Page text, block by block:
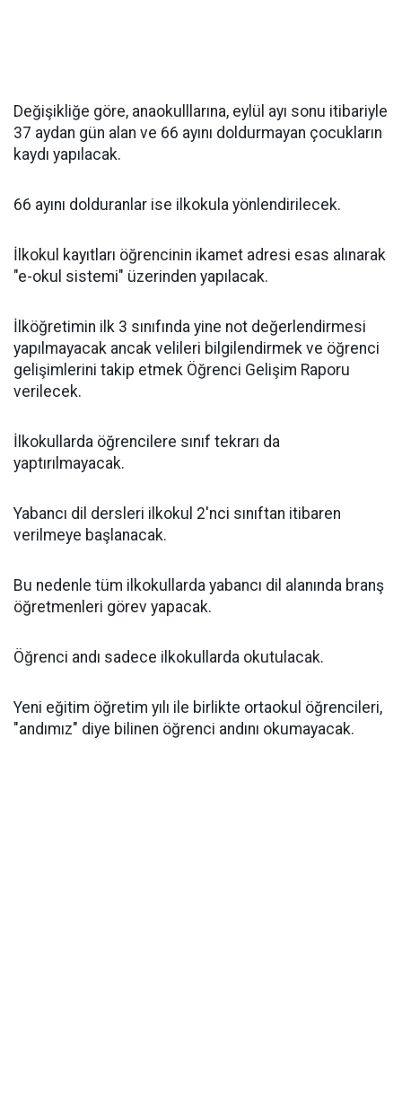
Değişikliğe göre, anaokulllarına, eylül ayı sonu itibariyle
37 aydan gün alan ve 66 ayını doldurmayan çocukların
kaydı yapılacak.
66 ayını dolduranlar ise ilkokula yönlendirilecek.
İlkokul kayıtları öğrencinin ikamet adresi esas alınarak
"e-okul sistemi" üzerinden yapılacak.
İlköğretimin ilk 3 sınıfında yine not değerlendirmesi
yapılmayacak ancak velileri bilgilendirmek ve öğrenci
gelişimlerini takip etmek Öğrenci Gelişim Raporu
verilecek.
İlkokullarda öğrencilere sınıf tekrarı da
yaptırılmayacak.
Yabancı dil dersleri ilkokul 2'nci sınıftan itibaren
verilmeye başlanacak.
Bu nedenle tüm ilkokullarda yabancı dil alanında branş
öğretmenleri görev yapacak.
Öğrenci andı sadece ilkokullarda okutulacak.
Yeni eğitim öğretim yılı ile birlikte ortaokul öğrencileri,
"andımız" diye bilinen öğrenci andını okumayacak.